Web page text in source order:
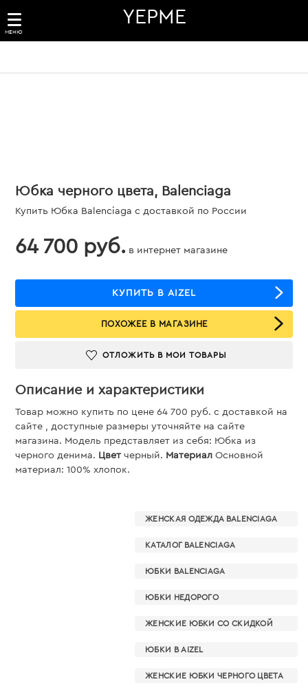
МЕНЮ
YEPME
Юбка черного цвета, Balenciaga
Купить Юбка Balenciaga с доставкой по России
64 700 руб. в интернет магазине
КУПИТЬ В AIZEL
ПОХОЖЕЕ В МАГАЗИНЕ
ОТЛОЖИТЬ В МОИ ТОВАРЫ
Описание и характеристики
Товар можно купить по цене 64 700 руб. c доставкой на
сайте , доступные размеры уточняйте на сайте
магазина. Модель представляет из себя: Юбка из
черного денима. Цвет черный. Материал Основной
материал: 100% хлопок.
ЖЕНСКАЯ ОДЕЖДА BALENCIAGA
КАТАЛОГ BALENCIAGA
ЮБКИ BALENCIAGA
ЮБКИ НЕДОРОГО
ЖЕНСКИЕ ЮБКИ СО СКИДКОЙ
ЮБКИ В AIZEL
ЖЕНСКИЕ ЮБКИ ЧЕРНОГО ЦВЕТА